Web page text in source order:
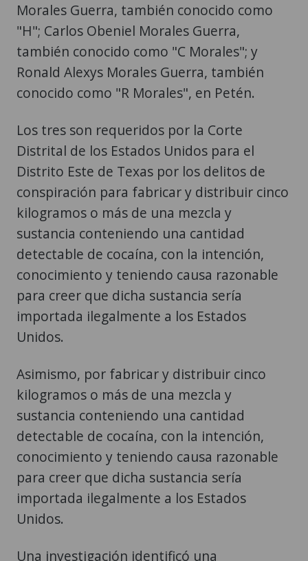
Morales Guerra, también conocido como
"H"; Carlos Obeniel Morales Guerra,
también conocido como "C Morales"; y
Ronald Alexys Morales Guerra, también
conocido como "R Morales", en Petén.
Los tres son requeridos por la Corte
Distrital de los Estados Unidos para el
Distrito Este de Texas por los delitos de
conspiración para fabricar y distribuir cinco
kilogramos o más de una mezcla y
sustancia conteniendo una cantidad
detectable de cocaína, con la intención,
conocimiento y teniendo causa razonable
para creer que dicha sustancia sería
importada ilegalmente a los Estados
Unidos.
Asimismo, por fabricar y distribuir cinco
kilogramos o más de una mezcla y
sustancia conteniendo una cantidad
detectable de cocaína, con la intención,
conocimiento y teniendo causa razonable
para creer que dicha sustancia sería
importada ilegalmente a los Estados
Unidos.
Una investigación identificó una